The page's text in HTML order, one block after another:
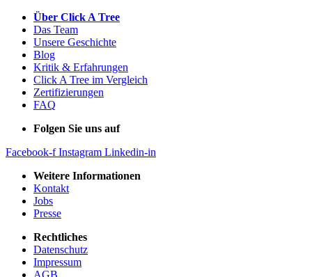
Über Click A Tree
Das Team
Unsere Geschichte
Blog
Kritik & Erfahrungen
Click A Tree im Vergleich
Zertifizierungen
FAQ
Folgen Sie uns auf
Facebook-f Instagram Linkedin-in
Weitere Informationen
Kontakt
Jobs
Presse
Rechtliches
Datenschutz
Impressum
AGB